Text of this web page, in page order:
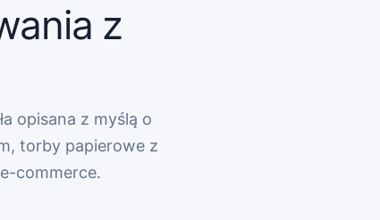
z
opisana z myślą o
torby papierowe z
commerce.